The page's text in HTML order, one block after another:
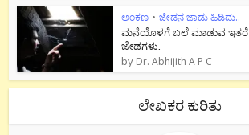
ಅಂಕಣ • ಜೇಡನ ಜಾಡು ಹಿಡಿದು..
ಮನೆಯೊಳಗೆ ಬಲೆ ಮಾಡುವ ಇತರೆ
ಜೇಡಗಳು.
by Dr. Abhijith A P C
ಲೇಖಕರ ಕುರಿತು